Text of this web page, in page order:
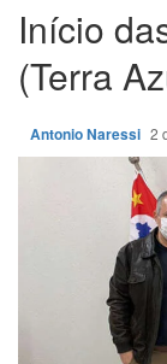
Início
(Terra
Antonio Naressi 2